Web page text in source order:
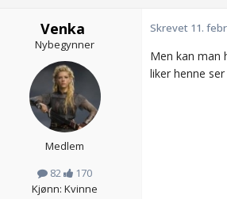
Venka
Nybegynner
Medlem
82
170
Kjønn: Kvinne
Skrevet 11.
Men kan man
liker henne